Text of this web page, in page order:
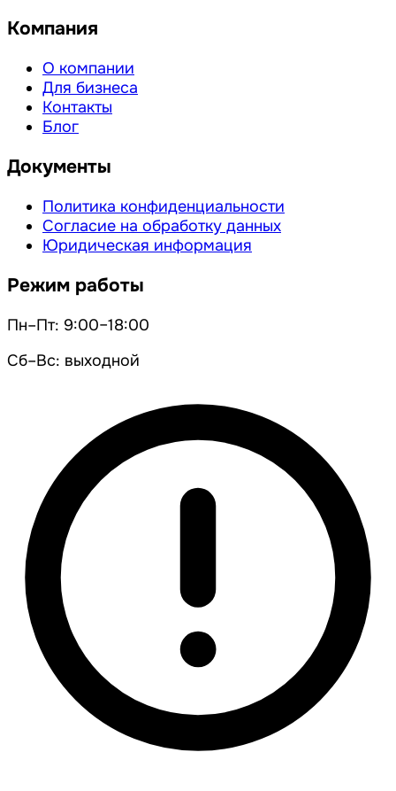
Компания
О компании
Для бизнеса
Контакты
Блог
Документы
Политика конфиденциальности
Согласие на обработку данных
Юридическая информация
Режим работы
Пн–Пт: 9:00–18:00
Сб–Вс: выходной